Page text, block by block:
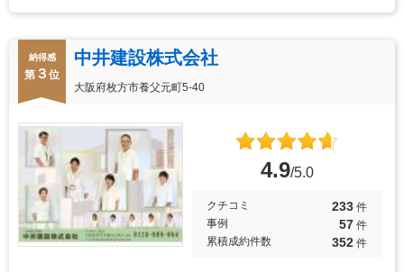
納得感
第 ３ 位
中井建設株式会社
大阪府枚方市養父元町5-40
4.9/5.0
クチコミ 233 件
事例
57 件
累積成約件数
352 件